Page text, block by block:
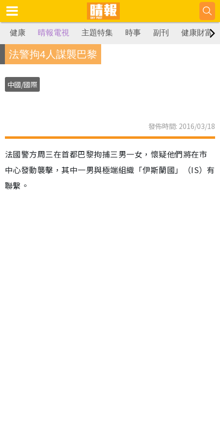
健康 晴報電視 主題特集 時事 副刊 健康財富
法警拘4人謀襲巴黎
中國/國際
發佈時間: 2016/03/18
法國警方周三在首都巴黎拘捕三男一女，懷疑他們將在市
中心發動襲擊，其中一男與極端組織「伊斯蘭國」（IS）有
聯繫。